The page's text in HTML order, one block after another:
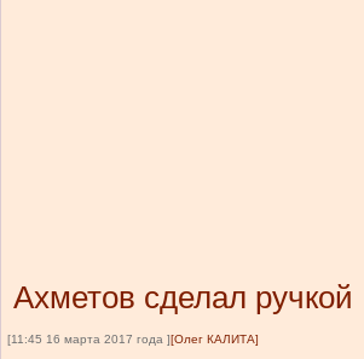
Ахметов сделал ручкой
[11:45 16 марта 2017 года ] [Олег КАЛИТА]